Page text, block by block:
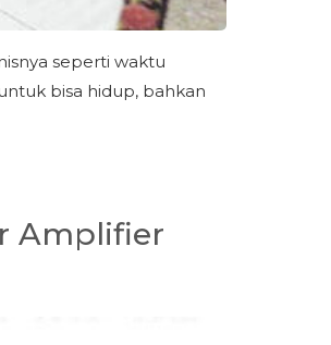
seperti waktu
bisa hidup, bahkan
Amplifier